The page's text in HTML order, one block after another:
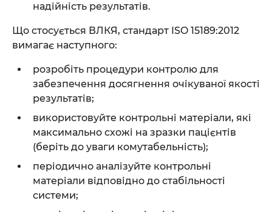
надійність результатів.
Що стосується ВЛКЯ, стандарт ISO 15189:2012
вимагає наступного:
розробіть процедури контролю для
забезпечення досягнення очікуваної якості
результатів;
використовуйте контрольні матеріали, які
максимально схожі на зразки пацієнтів
(беріть до уваги комутабельність);
періодично аналізуйте контрольні
матеріали відповідно до стабільності
системи;